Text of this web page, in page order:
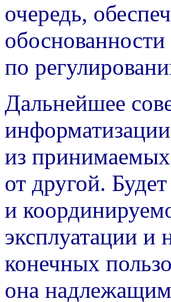
очередь,
по
Дальнейшее
из принимаемых
от другой.
и
эксплуатации и
конечных
она надлежащим